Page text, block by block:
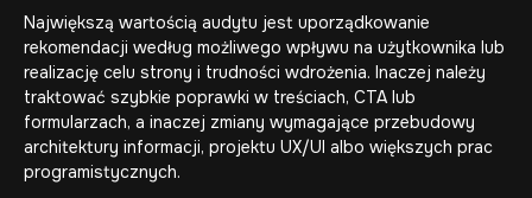
Największą wartością audytu jest uporządkowanie
rekomendacji według możliwego wpływu na użytkownika lub
realizację celu strony i trudności wdrożenia. Inaczej należy
traktować szybkie poprawki w treściach, CTA lub
formularzach, a inaczej zmiany wymagające przebudowy
architektury informacji, projektu UX/UI albo większych prac
programistycznych.